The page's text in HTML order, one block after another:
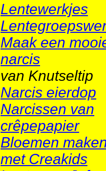
Lentewerkjes
Maak een
narcis
van Knutseltip
Narcis eierdop
Narcissen van
crêpepapier
Bloemen
met Creakids